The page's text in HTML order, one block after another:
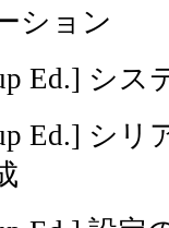
ション
Ed.] シス
Ed.] シリ